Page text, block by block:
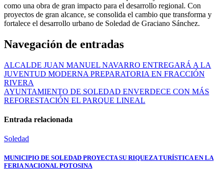
como una obra de gran impacto para el desarrollo regional. Con
proyectos de gran alcance, se consolida el cambio que transforma y
fortalece el desarrollo urbano de Soledad de Graciano Sánchez.
Navegación de entradas
ALCALDE JUAN MANUEL NAVARRO ENTREGARÁ A LA
JUVENTUD MODERNA PREPARATORIA EN FRACCIÓN
RIVERA
AYUNTAMIENTO DE SOLEDAD ENVERDECE CON MÁS
REFORESTACIÓN EL PARQUE LINEAL
Entrada relacionada
Soledad
MUNICIPIO DE SOLEDAD PROYECTA SU RIQUEZA TURÍSTICA EN LA
FERIA NACIONAL POTOSINA